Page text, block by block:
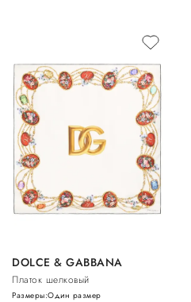
DOLCE & GABBANA
Платок шелковый
Размеры:Один размер